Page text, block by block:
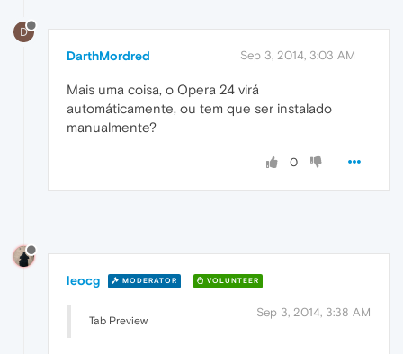
D
DarthMordred Sep 3, 2014, 3:03 AM
Mais uma coisa, o Opera 24 virá
automáticamente, ou tem que ser instalado
manualmente?
0
leocg MODERATOR VOLUNTEER
Sep 3, 2014, 3:38 AM
Tab Preview